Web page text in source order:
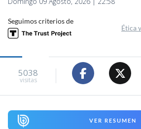
Seguimos criterios de
Ética
5038
visitas
VER RESUMEN